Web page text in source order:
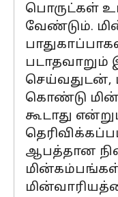
பொருட்கள்
வேண்டும்.
படாதவாறும்
கொண்டு
கூடாது
ஆபத்தான